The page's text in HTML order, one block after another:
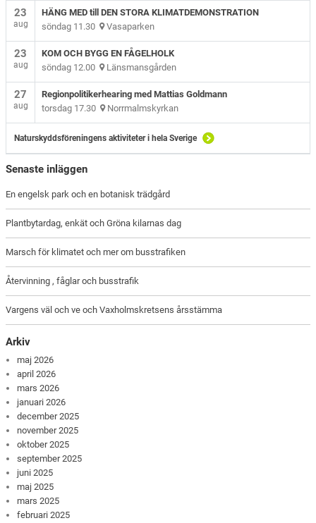
23
aug
HÄNG MED till DEN STORA KLIMATDEMONSTRATION
söndag 11.30 Vasaparken
23
aug
KOM OCH BYGG EN FÅGELHOLK
söndag 12.00 Länsmansgården
27
aug
Regionpolitikerhearing med Mattias Goldmann
torsdag 17.30 Norrmalmskyrkan
Naturskyddsföreningens aktiviteter i hela Sverige
Senaste inläggen
En engelsk park och en botanisk trädgård
Plantbytardag, enkät och Gröna kilarnas dag
Marsch för klimatet och mer om busstrafiken
Återvinning , fåglar och busstrafik
Vargens väl och ve och Vaxholmskretsens årsstämma
Arkiv
maj 2026
april 2026
mars 2026
januari 2026
december 2025
november 2025
oktober 2025
september 2025
juni 2025
maj 2025
mars 2025
februari 2025